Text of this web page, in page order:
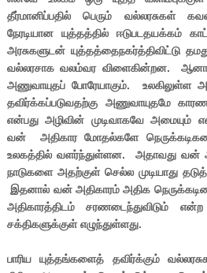
தீர்மானிப்பதில் பெரும் வல்லரசுகள்
நேரடியான யுத்தத்தில் ஈடுபடதயக்கம்
அரசுகளுடன் யுத்தத்தைநகர்த்திவிட்டு
வல்லரசாக வலம்வர விளைகின்றன.
அணுவாயுதப் போரேயாகும். உலகிலுள்ள
தவிர்க்கப்படுவதற்கு அணுவாயுதமே
என்பது அழிவின் முடிவாகவே
வன் அதிகார மோதல்களே
உலகத்தில் வளர்ந்துள்ளன. அதாவது வன்
நாடுகளை அதற்குள் செல்ல முடியாது
இதனால் வன் அதிகாரம் அதிக
அதிகாரத்திடம் சரணடைந்துவிடும்
சக்திகளுக்குள் எழுந்துள்ளது.
பாரிய யுத்தங்களைத் தவிர்க்கும்